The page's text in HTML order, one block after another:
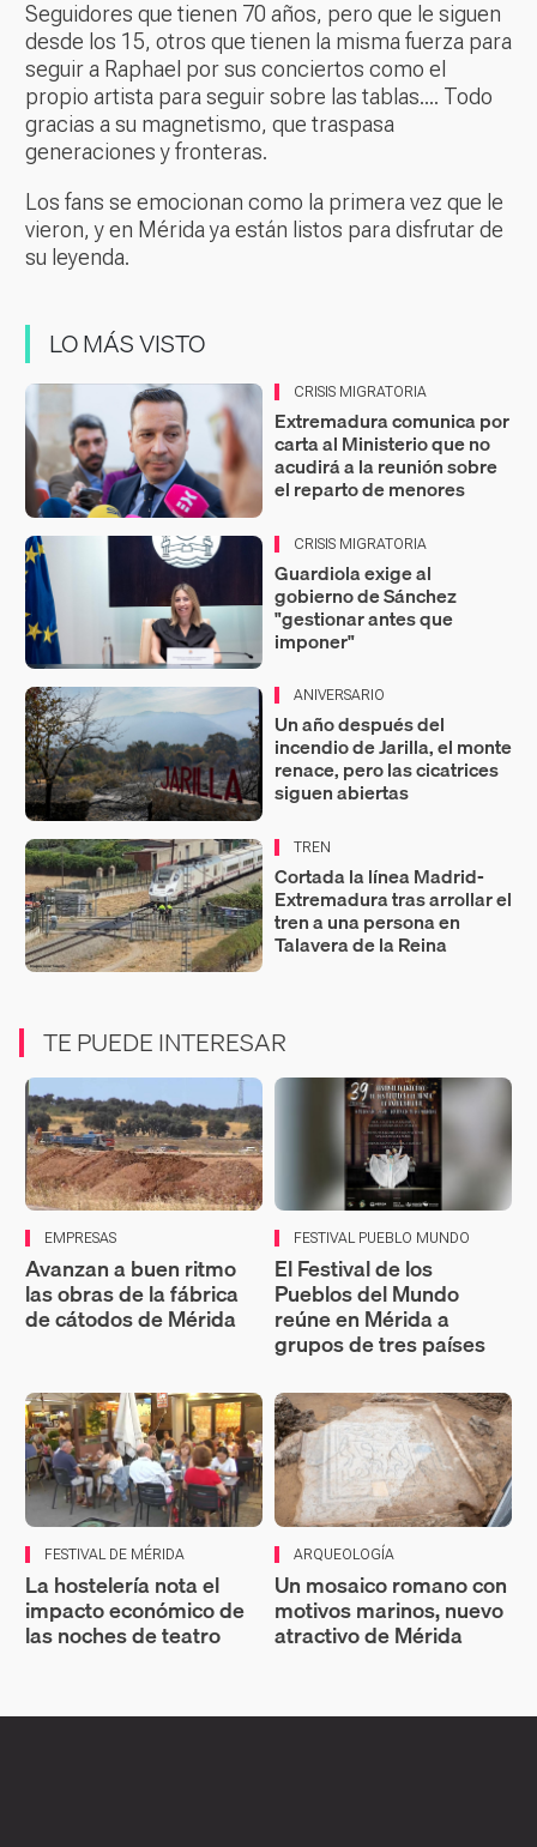
Seguidores que tienen 70 años, pero que le siguen
desde los 15, otros que tienen la misma fuerza para
seguir a Raphael por sus conciertos como el
propio artista para seguir sobre las tablas.... Todo
gracias a su magnetismo, que traspasa
generaciones y fronteras.
Los fans se emocionan como la primera vez que le
vieron, y en Mérida ya están listos para disfrutar de
su leyenda.
LO MÁS VISTO
CRISIS MIGRATORIA
Extremadura comunica por
carta al Ministerio que no
acudirá a la reunión sobre
el reparto de menores
CRISIS MIGRATORIA
Guardiola exige al
gobierno de Sánchez
"gestionar antes que
imponer"
ANIVERSARIO
Un año después del
incendio de Jarilla, el monte
renace, pero las cicatrices
siguen abiertas
TREN
Cortada la línea Madrid-
Extremadura tras arrollar el
tren a una persona en
Talavera de la Reina
TE PUEDE INTERESAR
EMPRESAS
Avanzan a buen ritmo
las obras de la fábrica
de cátodos de Mérida
FESTIVAL PUEBLO MUNDO
El Festival de los
Pueblos del Mundo
reúne en Mérida a
grupos de tres países
FESTIVAL DE MÉRIDA
La hostelería nota el
impacto económico de
las noches de teatro
ARQUEOLOGÍA
Un mosaico romano con
motivos marinos, nuevo
atractivo de Mérida